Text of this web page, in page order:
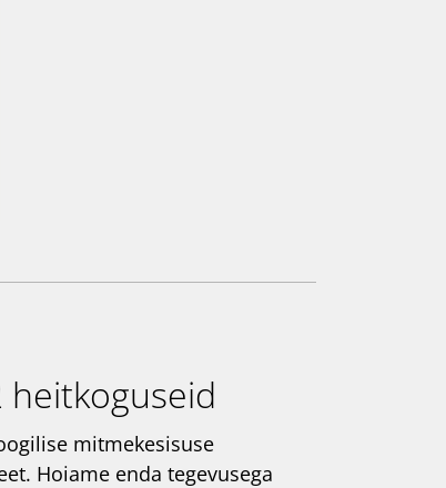
heitkoguseid
mitmekesisuse
Hoiame enda tegevusega